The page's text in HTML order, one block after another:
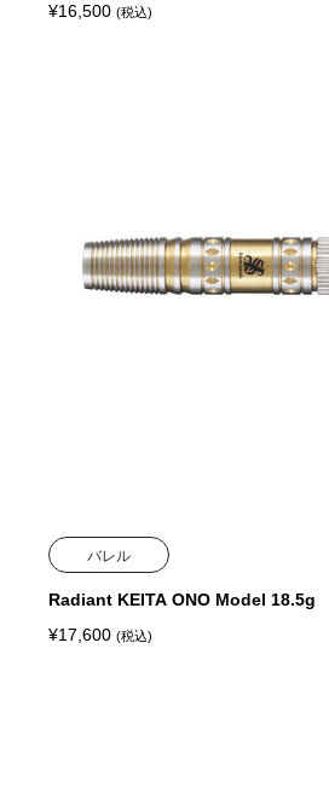
¥16,500 (税込)
バレル
Radiant KEITA ONO Model 18.5g
¥17,600 (税込)